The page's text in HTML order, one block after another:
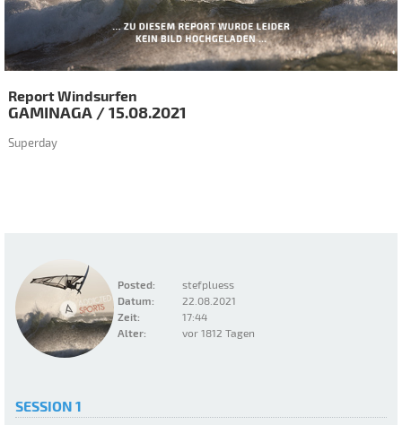
Posted:
stefpluess
Datum:
22.08.2021
Zeit:
17:44
Alter:
vor 1812 Tagen
Report Windsurfen
GAMINAGA /15.08.2021
Superday
SESSION 1